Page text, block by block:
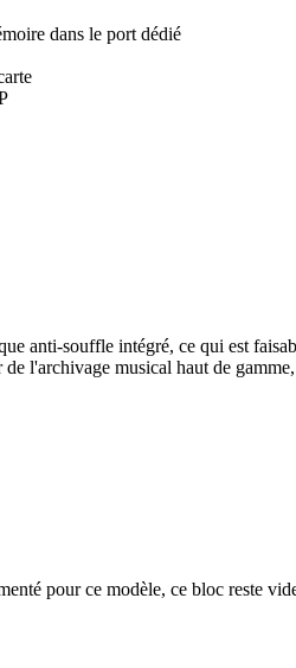
dans le port dédié
anti-souffle intégré, ce qui est
l'archivage musical haut de
pour ce modèle, ce bloc reste